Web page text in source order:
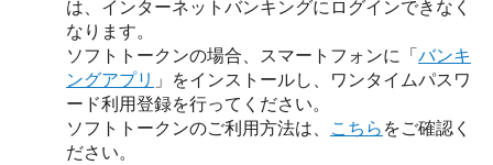
は、インターネットバンキングにログインできなく
なります。
ソフトトークンの場合、スマートフォンに「 バンキ
ングアプリ 」をインストールし、ワンタイムパスワ
ード利用登録を行ってください。
ソフトトークンのご利用方法は、
こちら をご確認く
ださい。